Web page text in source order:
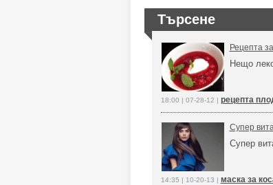
Търсене
Рецепта
Нещо
18:00 | 07-28-12 | рецепта
Супер
Супер
14:35 | 10-20-13 | маска за